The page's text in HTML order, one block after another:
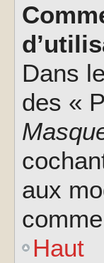
Dans
des «
aux
Haut